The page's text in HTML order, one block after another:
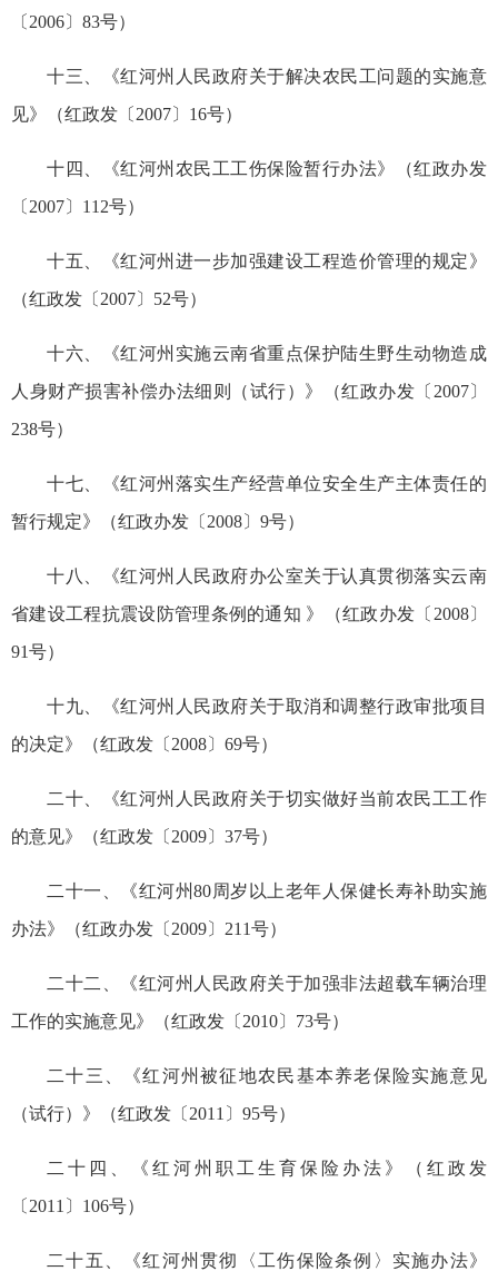
〔2006〕83号）
十三、《红河州人民政府关于解决农民工问题的实施意
见》（红政发〔2007〕16号）
十四、《红河州农民工工伤保险暂行办法》（红政办发
〔2007〕112号）
十五、《红河州进一步加强建设工程造价管理的规定》
（红政发〔2007〕52号）
十六、《红河州实施云南省重点保护陆生野生动物造成
人身财产损害补偿办法细则（试行）》（红政办发〔2007〕
238号）
十七、《红河州落实生产经营单位安全生产主体责任的
暂行规定》（红政办发〔2008〕9号）
十八、《红河州人民政府办公室关于认真贯彻落实云南
省建设工程抗震设防管理条例的通知 》（红政办发〔2008〕
91号）
十九、《红河州人民政府关于取消和调整行政审批项目
的决定》（红政发〔2008〕69号）
二十、《红河州人民政府关于切实做好当前农民工工作
的意见》（红政发〔2009〕37号）
二十一、《红河州80周岁以上老年人保健长寿补助实施
办法》（红政办发〔2009〕211号）
二十二、《红河州人民政府关于加强非法超载车辆治理
工作的实施意见》（红政发〔2010〕73号）
二十三、《红河州被征地农民基本养老保险实施意见
（试行）》（红政发〔2011〕95号）
二十四、《红河州职工生育保险办法》（红政发
〔2011〕106号）
二十五、《红河州贯彻〈工伤保险条例〉实施办法》